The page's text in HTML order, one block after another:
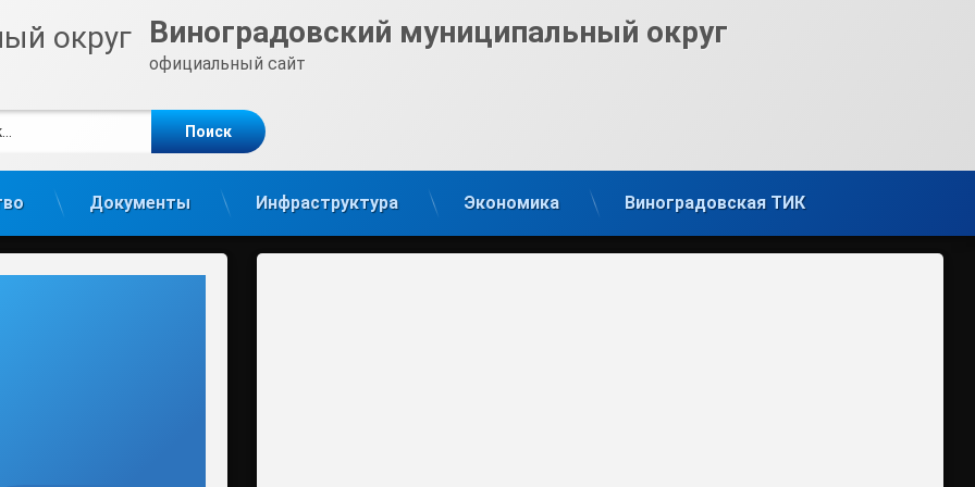
Виноградовский муниципальный округ
официальный сайт
Документы Инфраструктура Экономика Виноградовская ТИК